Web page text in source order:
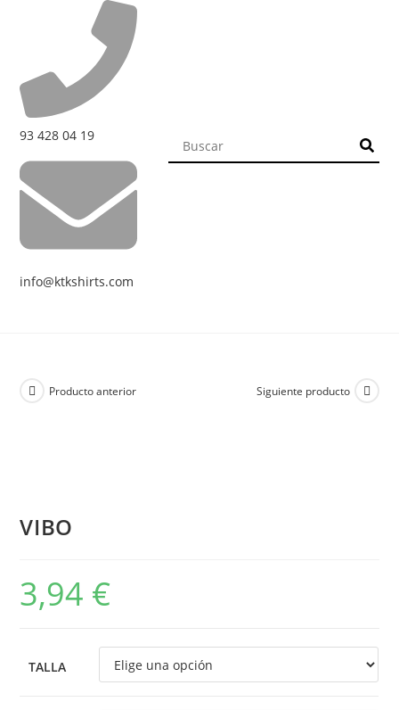
93 428 04 19
info@ktkshirts.com
Producto anterior Siguiente producto
VIBO
3,94 €
TALLA